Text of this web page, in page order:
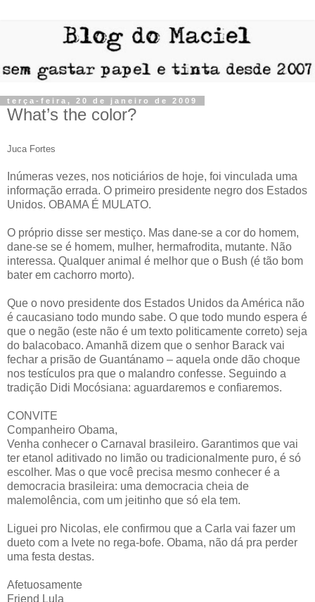
terça-feira, 20 de janeiro de 2009
What’s the color?
Juca Fortes
Inúmeras vezes, nos noticiários de hoje, foi vinculada uma
informação errada. O primeiro presidente negro dos Estados
Unidos. OBAMA É MULATO.
O próprio disse ser mestiço. Mas dane-se a cor do homem,
dane-se se é homem, mulher, hermafrodita, mutante. Não
interessa. Qualquer animal é melhor que o Bush (é tão bom
bater em cachorro morto).
Que o novo presidente dos Estados Unidos da América não
é caucasiano todo mundo sabe. O que todo mundo espera é
que o negão (este não é um texto politicamente correto) seja
do balacobaco. Amanhã dizem que o senhor Barack vai
fechar a prisão de Guantánamo – aquela onde dão choque
nos testículos pra que o malandro confesse. Seguindo a
tradição Didi Mocósiana: aguardaremos e confiaremos.
CONVITE
Companheiro Obama,
Venha conhecer o Carnaval brasileiro. Garantimos que vai
ter etanol aditivado no limão ou tradicionalmente puro, é só
escolher. Mas o que você precisa mesmo conhecer é a
democracia brasileira: uma democracia cheia de
malemolência, com um jeitinho que só ela tem.
Liguei pro Nicolas, ele confirmou que a Carla vai fazer um
dueto com a Ivete no rega-bofe. Obama, não dá pra perder
uma festa destas.
Afetuosamente
Friend Lula